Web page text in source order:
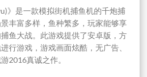
》是一款模拟街机捕鱼机的千炮捕
丰富多样，鱼种繁多，玩家能够享
鱼大战。此游戏提供了安卓版，方
行游戏，游戏画面炫酷，无广告、
2016真诚之作。